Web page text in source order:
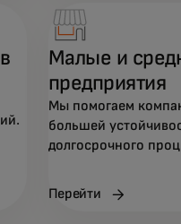
Малые и
предприятия
Мы помогаем
большей
долгосрочного
Перейти